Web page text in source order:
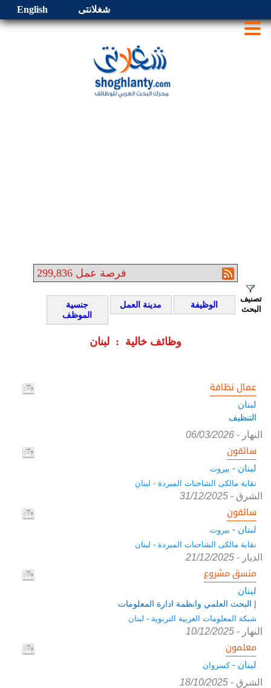
شغلانتى English
299,836 فرصة عمل
تصنيف
البحث
الوظيفة مدينة العمل
جنسية
الموظف
وظائف خالية : لبنان
عمال نظافة
لبنان
التنظيف
النهار -
06/03/2026
سائقون
لبنان - بيروت
نقابة مالكى الشاحنات المبردة - لبنان
الشرق -
31/12/2025
سائقون
لبنان - بيروت
نقابة مالكى الشاحنات المبردة - لبنان
الديار -
21/12/2025
منسق مشروع
لبنان
| البحث العلمي وانظمة ادارة المعلومات
شبكة المعلومات العربية التربوية - لبنان
النهار -
10/12/2025
معلمون
لبنان -كسروان
الشرق -
18/10/2025